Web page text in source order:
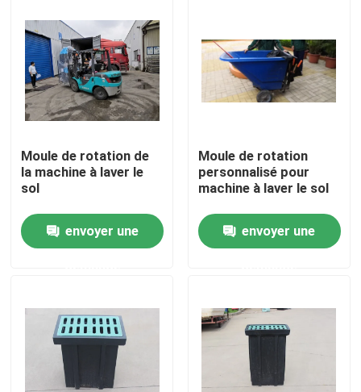
Maison
Moule de rotation de
la machine à laver le
sol
envoyer une
Moule de rotation
personnalisé pour
machine à laver le sol
envoyer une